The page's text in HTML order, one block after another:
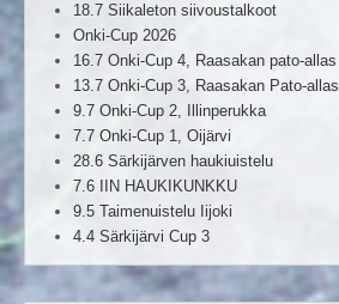
18.7 Siikaleton siivoustalkoot
Onki-Cup 2026
16.7 Onki-Cup 4, Raasakan pato-allas
13.7 Onki-Cup 3, Raasakan Pato-allas
9.7 Onki-Cup 2, Illinperukka
7.7 Onki-Cup 1, Oijärvi
28.6 Särkijärven haukiuistelu
7.6 IIN HAUKIKUNKKU
9.5 Taimenuistelu Iijoki
4.4 Särkijärvi Cup 3